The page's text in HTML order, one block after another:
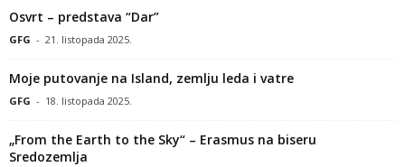
Osvrt – predstava “Dar”
GFG - 21. listopada 2025.
Moje putovanje na Island, zemlju leda i vatre
GFG - 18. listopada 2025.
„From the Earth to the Sky“ – Erasmus na biseru
Sredozemlja